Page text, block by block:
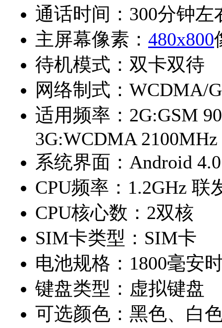
通话时间： 300分钟左
主屏幕像素： 480x800
待机模式： 双卡双待
网络制式： WCDMA/
适用频率： 2G:GSM
3G:WCDMA 2100MHz
系统界面： Android 4.0
CPU频率： 1.2GHz 联
CPU核心数： 2双核
SIM卡类型： SIM卡
电池规格： 1800毫安
键盘类型： 虚拟键盘
可选颜色： 黑色、白